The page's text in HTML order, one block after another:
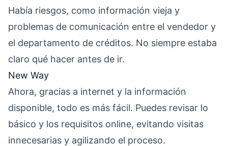
Había riesgos, como información vieja y
problemas de comunicación entre el vendedor y
el departamento de créditos. No siempre estaba
claro qué hacer antes de ir.
New Way
Ahora, gracias a internet y la información
disponible, todo es más fácil. Puedes revisar lo
básico y los requisitos online, evitando visitas
innecesarias y agilizando el proceso.